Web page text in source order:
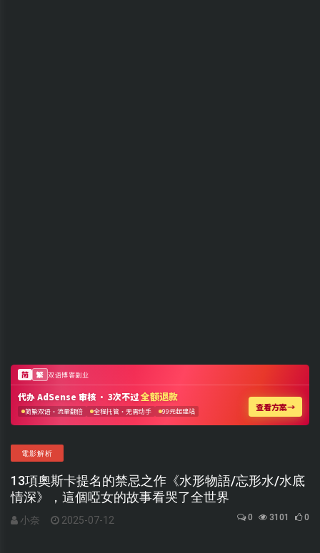
電影解析
13項奧斯卡提名的禁忌之作《水形物語/忘形水/水底
情深》，這個啞女的故事看哭了全世界
小奈 2025-07-12 0 3101 0